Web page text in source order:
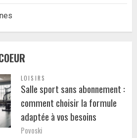
LOISIRS
Salle sport sans abonnement :
comment choisir la formule
adaptée à vos besoins
Povoski